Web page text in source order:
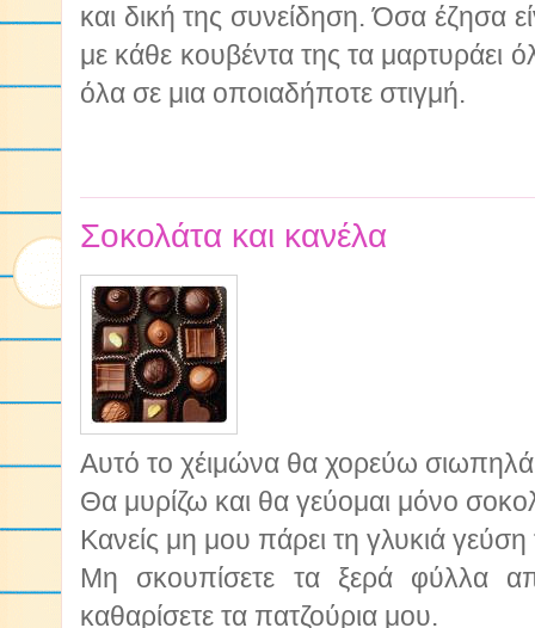
και δική της συνείδηση. Όσα έζησα
με κάθε κουβέντα της τα μαρτυράει
όλα σε μια οποιαδήποτε στιγμή.
Σοκολάτα και κανέλα
Αυτό το χέιμώνα θα χορεύω
Θα μυρίζω και θα γεύομαι μόνο
Κανείς μη μου πάρει τη γλυκιά γεύση
Μη σκουπίσετε τα ξερά φύλλα
καθαρίσετε τα πατζούρια μου.